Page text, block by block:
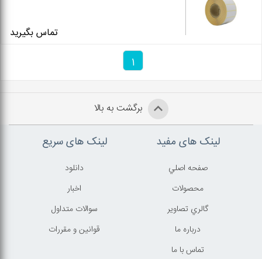
تماس بگیرید
1
برگشت به بالا
لینک های مفید
صفحه اصلي
محصولات
گالري تصاوير
درباره ما
تماس با ما
لینک های سریع
دانلود
اخبار
سوالات متداول
قوانين و مقررات